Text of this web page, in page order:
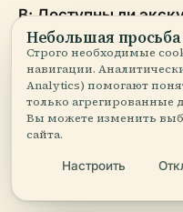
В: Доступны ли
наличие
туристических
В: Доступна ли
ограниченными
Доступность
Небольшая
Строго необходимые
навигации.
Analytics) помогают
только агрегированные
Вы можете изменить
сайта.
Настроить